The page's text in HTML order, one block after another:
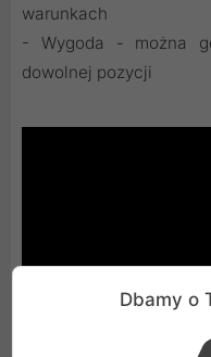
warunkach
- Wygoda - można
dowolnej pozycji
Dbamy o